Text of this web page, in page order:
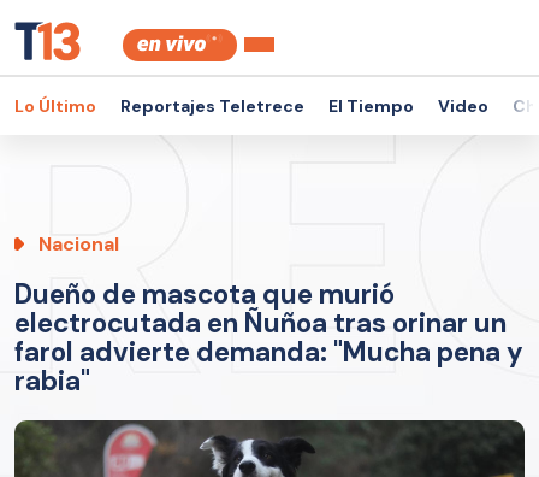
Lo Último Reportajes Teletrece El Tiempo Video
Nacional
Dueño de mascota que murió
electrocutada en Ñuñoa tras orinar un
farol advierte demanda: "Mucha pena y
rabia"